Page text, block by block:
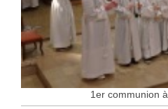
1er communion